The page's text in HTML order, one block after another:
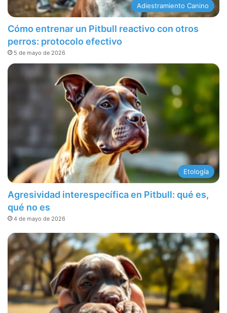
Adiestramiento Canino
Cómo entrenar un Pitbull reactivo con otros
perros: protocolo efectivo
5 de mayo de 2026
Etología
Agresividad interespecífica en Pitbull: qué es,
qué no es
4 de mayo de 2026